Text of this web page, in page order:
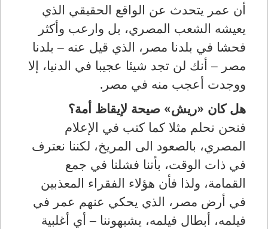
أن عمر يتحدث عن الواقع الحقيقي الذي
يعيشه الشعب المصري، بل وارعب وأكثر
فحشا في بلدنا مصر، الذي قيل عنه – بلدنا
مصر – أنك لن تجد شيئا عجيبا في الدنيا، إلا
ووجدت أعجب منه في مصر.
هل كان «ريش» صيحة لإيقاظ أمة؟
فنحن نحلم مثلا كما كتب في الإعلام
المصري، بالصعود الى المريخ، لكننا نعترف
في ذات الوقت، بأننا فشلنا في جمع
القمامة، ولذا فأن هؤلاء الفقراء المعذبين
في أرض مصر، الذي يحكي عنهم عمر في
فيلمه، أبطال فيلمه، يشبهوننا – أي أغلبية